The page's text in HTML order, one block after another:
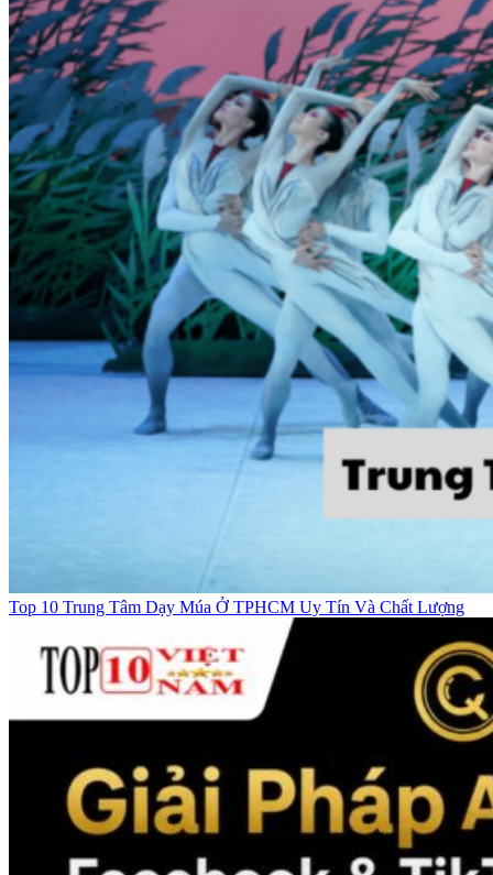
Top 10 Trung Tâm Dạy Múa Ở TPHCM Uy Tín Và Chất Lượng